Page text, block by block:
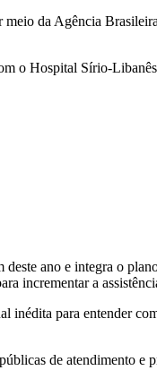
da Agência
o Hospital Sírio-
ano e integra o
incrementar a
para entender
de atendimento e